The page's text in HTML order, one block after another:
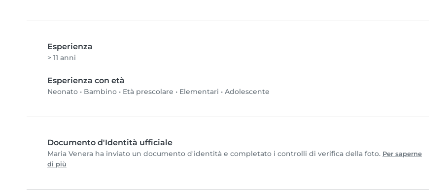
Esperienza
> 11 anni
Esperienza con età
Neonato • Bambino • Età prescolare • Elementari • Adolescente
Documento d'Identità ufficiale
Maria Venera ha inviato un documento d'identità e completato i controlli di verifica della foto. Per saperne
di più